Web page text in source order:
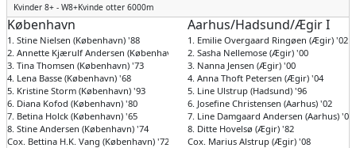
Kvinder 8+ - W8+Kvinde otter 6000m
København
1. Stine Nielsen (København) '88
2. Annette Kjærulf Andersen (København) '63
3. Tina Thomsen (København) '73
4. Lena Basse (København) '68
5. Kristine Storm (København) '93
6. Diana Kofod (København) '80
7. Betina Holck (København) '65
8. Stine Andersen (København) '74
Cox. Bettina H.K. Vang (København) '72
Aarhus/Hadsund/Ægir I
1. Emilie Overgaard Ringøen (Ægir) '02
2. Sasha Nellemose (Ægir) '00
3. Nanna Jensen (Ægir) '00
4. Anna Thoft Petersen (Ægir) '04
5. Line Ulstrup (Hadsund) '96
6. Josefine Christensen (Aarhus) '02
7. Line Damgaard Andersen (Aarhus) '01
8. Ditte Hovelsø (Ægir) '82
Cox. Marius Alstrup (Ægir) '08